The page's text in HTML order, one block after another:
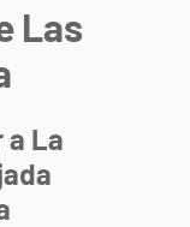
Las
a La